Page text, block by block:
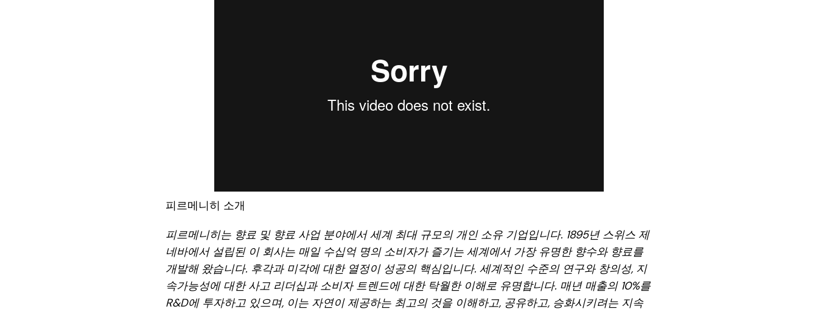
피르메니히 소개
피르메니히는 향료 및 향료 사업 분야에서 세계 최대 규모의 개인 소유 기업입니다. 1895년 스위스 제
네바에서 설립된 이 회사는 매일 수십억 명의 소비자가 즐기는 세계에서 가장 유명한 향수와 향료를
개발해 왔습니다. 후각과 미각에 대한 열정이 성공의 핵심입니다. 세계적인 수준의 연구와 창의성, 지
속가능성에 대한 사고 리더십과 소비자 트렌드에 대한 탁월한 이해로 유명합니다. 매년 매출의 10%를
R&D에 투자하고 있으며, 이는 자연이 제공하는 최고의 것을 이해하고, 공유하고, 승화시키려는 지속